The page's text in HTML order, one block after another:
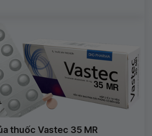
thuốc Vastec 35 MR